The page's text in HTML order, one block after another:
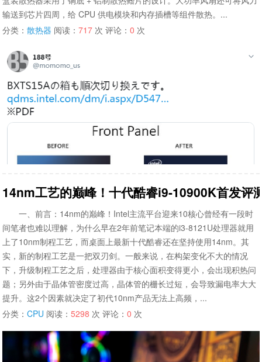
输送到芯片四周，给 CPU 供电模块和内存插槽等组件散热。...
分类：散热器 阅读：717 次 评论：0 次
14nm工艺的巅峰！十代酷睿i9-10900K首发评
一、前言：14nm的巅峰！Intel主流平台迎来10核心曾经有一段时
间笔者也难以理解，为什么早在2年前笔记本端的i3-8121U处理器就用
上了10nm制程工艺，而桌面上最新十代酷睿还在坚持使用14nm。其
实，新的制程工艺是一把双刃剑。一般来说，在构架变化不大的情况
下，升级制程工艺之后，处理器由于核心面积变得更小，会出现积热问
题；另外由于晶体管密度过高，晶体管的栅长过短，会导致漏电率大大
提升。这2个因素就决定了初代10nm产品无法上高频，...
分类：CPU 阅读：5298 次 评论：0 次